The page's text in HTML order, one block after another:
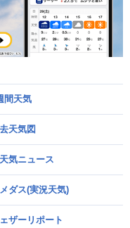
間天気
天気図
気ニュース
ダス(実況天気)
ザーリポート